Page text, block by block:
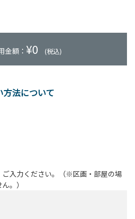
金額： ¥0 (税込)
法について
入力ください。（※区画・部屋の場
。）